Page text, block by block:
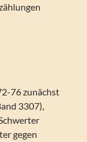
76 zunächst
3307),
gegen